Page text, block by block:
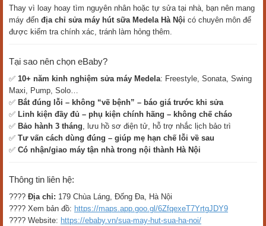
Thay vì loay hoay tìm nguyên nhân hoặc tự sửa tại nhà, bạn nên mang
máy đến địa chỉ sửa máy hút sữa Medela Hà Nội có chuyên môn để
được kiểm tra chính xác, tránh làm hỏng thêm.
Tại sao nên chọn eBaby?
✅ 10+ năm kinh nghiệm sửa máy Medela: Freestyle, Sonata, Swing
Maxi, Pump, Solo…
✅ Bắt đúng lỗi – không “vẽ bệnh” – báo giá trước khi sửa
✅ Linh kiện đầy đủ – phụ kiện chính hãng – không chế cháo
✅ Bảo hành 3 tháng, lưu hồ sơ điện tử, hỗ trợ nhắc lịch bảo trì
✅ Tư vấn cách dùng đúng – giúp mẹ hạn chế lỗi về sau
✅ Có nhận/giao máy tận nhà trong nội thành Hà Nội
Thông tin liên hệ:
???? Địa chỉ: 179 Chùa Láng, Đống Đa, Hà Nội
???? Xem bản đồ: https://maps.app.goo.gl/6ZfqexeT7YrtgJDY9
???? Website: https://ebaby.vn/sua-may-hut-sua-ha-noi/